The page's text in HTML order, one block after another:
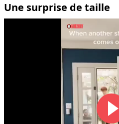
Une surprise de taille